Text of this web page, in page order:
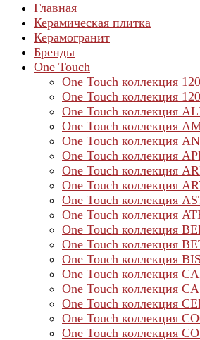
Главная
Керамическая плитка
Керамогранит
Бренды
One Touch
One Touch коллекция
One Touch коллекция
One Touch коллекция
One Touch коллекция
One Touch коллекция
One Touch коллекция
One Touch коллекция
One Touch коллекция
One Touch коллекция
One Touch коллекция
One Touch коллекция
One Touch коллекция
One Touch коллекция
One Touch коллекция
One Touch коллекция
One Touch коллекция
One Touch коллекция
One Touch коллекция